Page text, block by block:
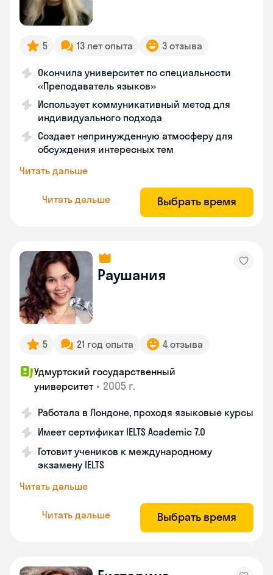
5 13 лет опыта 3 отзыва
Окончила университет по специальности
«Преподаватель языков»
Использует коммуникативный метод для
индивидуального подхода
Создает непринужденную атмосферу для
обсуждения интересных тем
Читать дальше
Читать дальше Выбрать время
Раушания
5 21 год опыта 4 отзыва
Удмуртский государственный
университет • 2005 г.
Работала в Лондоне, проходя языковые курсы
Имеет сертификат IELTS Academic 7.0
Готовит учеников к международному
экзамену IELTS
Читать дальше
Читать дальше Выбрать время